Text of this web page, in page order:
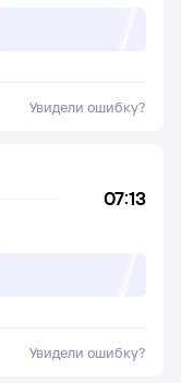
Увидели ошибку?
07:13
Увидели ошибку?